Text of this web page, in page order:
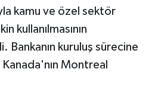
kamu ve özel sektör
kullanılmasının
kuruluş sürecine
Montreal